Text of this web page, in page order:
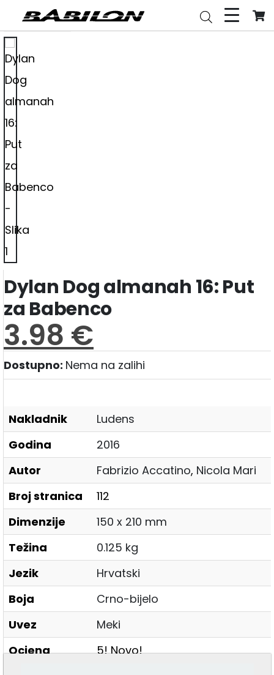
Dylan Dog almanah 16: Put
za Babenco
3.98 €
Dostupno: Nema na zalihi
Nakladnik
Ludens
Godina
2016
Autor
Fabrizio Accatino, Nicola Mari
Broj stranica
112
Dimenzije
150 x 210 mm
Težina
0.125 kg
Jezik
Hrvatski
Boja
Crno-bijelo
Uvez
Meki
Ocjena
5! Novo!